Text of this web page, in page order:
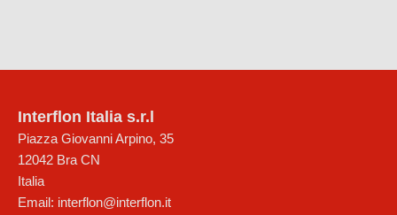
Interflon Italia s.r.l
Piazza Giovanni Arpino, 35
12042 Bra CN
Italia
Email: interflon@interflon.it